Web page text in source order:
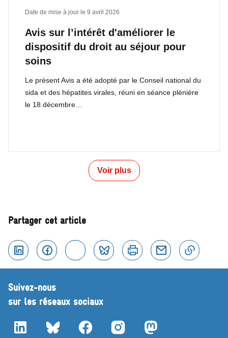
Avis sur l’intérêt d'améliorer le
dispositif du droit au séjour pour
soins
Le présent Avis a été adopté par le Conseil national du
sida et des hépatites virales, réuni en séance plénière
le 18 décembre…
Date de mise à jour le 9 avril 2026
Voir plus
Partager cet article
Linkedin FacebookTwitter Bluesky Imprimer Courriel
Suivez-nous
sur les réseaux sociaux
LinkedIn Bluesky FacebookInstagram